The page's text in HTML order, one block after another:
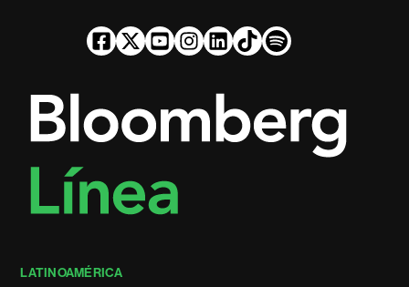
LATINOAMÉRICA